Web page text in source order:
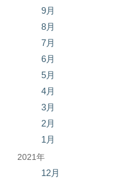
9月
8月
7月
6月
5月
4月
3月
2月
1月
2021年
12月